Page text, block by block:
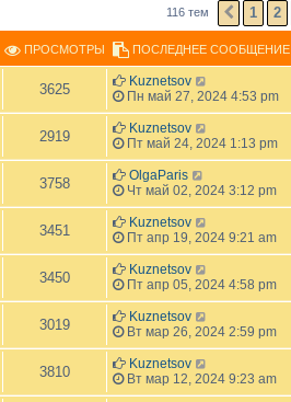
116 тем ПРЕД.
1 2
ПРОСМОТРЫ ПОСЛЕДНЕЕ СООБЩЕНИЕ
3625
Kuznetsov
Пн май 27, 2024 4:53 pm
2919
Kuznetsov
Пт май 24, 2024 1:13 pm
3758
OlgaParis
Чт май 02, 2024 3:12 pm
3451
Kuznetsov
Пт апр 19, 2024 9:21 am
3450
Kuznetsov
Пт апр 05, 2024 4:58 pm
3019
Kuznetsov
Вт мар 26, 2024 2:59 pm
3810
Kuznetsov
Вт мар 12, 2024 9:23 am